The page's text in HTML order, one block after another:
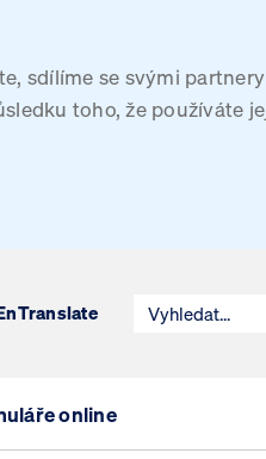
sdílíme se svými
toho, že používáte
Translate
online